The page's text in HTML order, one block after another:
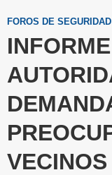
FOROS DE
VECINOS